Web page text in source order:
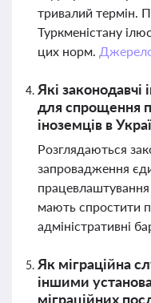
тривалий термін.
Туркменістану
цих норм.
Які законодавчі
для спрощення
іноземців в
Розглядаються
запровадження
мають спростити
адміністративні
Як міграційна
іншими
міграційних